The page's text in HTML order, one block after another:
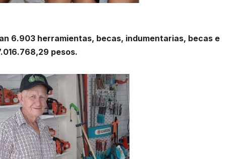
6.903 herramientas, becas, indumentarias, becas e
pesos.